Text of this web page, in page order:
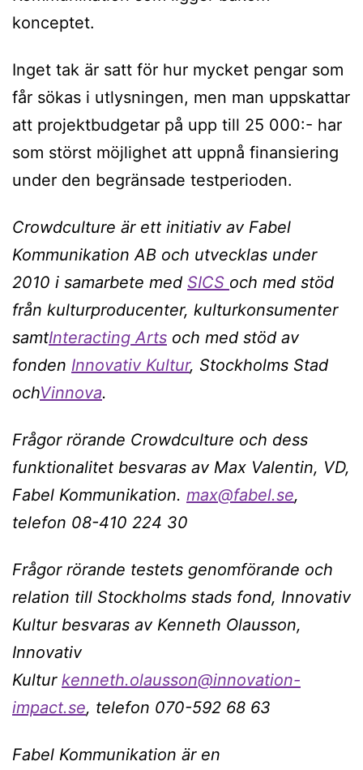
konceptet.
Inget tak är satt för hur mycket pengar som
får sökas i utlysningen, men man uppskattar
att projektbudgetar på upp till 25 000:- har
som störst möjlighet att uppnå finansiering
under den begränsade testperioden.
Crowdculture är ett initiativ av Fabel
Kommunikation AB och utvecklas under
2010 i samarbete med SICS och med stöd
från kulturproducenter, kulturkonsumenter
samtInteracting Arts och med stöd av
fonden Innovativ Kultur, Stockholms Stad
ochVinnova.
Frågor rörande Crowdculture och dess
funktionalitet besvaras av Max Valentin, VD,
Fabel Kommunikation. max@fabel.se,
telefon 08-410 224 30
Frågor rörande testets genomförande och
relation till Stockholms stads fond, Innovativ
Kultur besvaras av Kenneth Olausson,
Innovativ
Kultur kenneth.olausson@innovation-
impact.se, telefon 070-592 68 63
Fabel Kommunikation är en